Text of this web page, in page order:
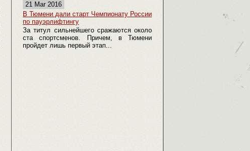
21 Mar 2016
В Тюмени дали старт Чемпионату России
по пауэрлифтингу
За титул сильнейшего сражаются около
ста спортсменов. Причем, в Тюмени
пройдет лишь первый этап...